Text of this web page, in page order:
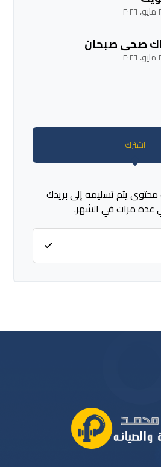
صحي صبحان
اشترك
يتم تسليمه إلى بريدك
عدة مرات في الشهر.